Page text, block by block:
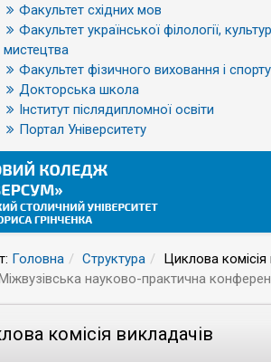
Факультет східних мов
Факультет української філології,
мистецтва
Факультет фізичного виховання і спорту
Докторська школа
Інститут післядипломної освіти
Портал Університету
Головна Структура Циклова комісія
науково-практична
комісія викладачів